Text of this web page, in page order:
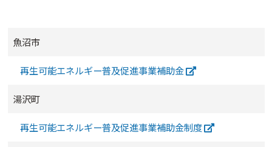
魚沼市
再生可能エネルギー普及促進事業補助金
湯沢町
再生可能エネルギー普及促進事業補助金制度